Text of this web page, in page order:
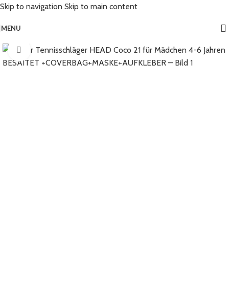
Skip to navigation Skip to main content
MENU
Click to enlarge